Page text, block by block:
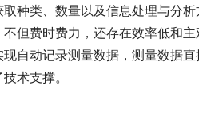
种类、数量以及信息处理与分
不但费时费力，还存在效率低和
自动记录测量数据，测量数据
术支撑。